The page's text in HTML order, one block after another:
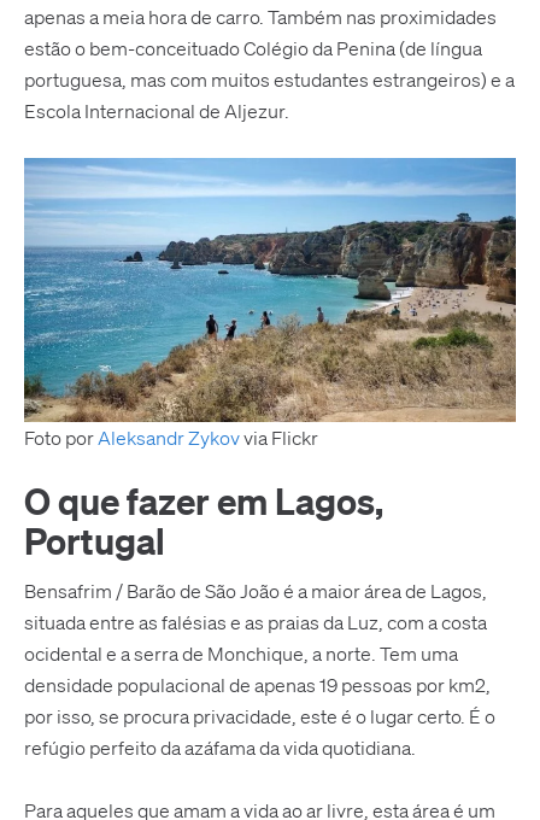
apenas a meia hora de carro. Também nas proximidades
estão o bem-conceituado Colégio da Penina (de língua
portuguesa, mas com muitos estudantes estrangeiros) e a
Escola Internacional de Aljezur.
Foto porAleksandr Zykovvia Flickr
O que fazer em Lagos,
Portugal
Bensafrim / Barão de São João é a maior área de Lagos,
situada entre as falésias e as praias da Luz, com a costa
ocidental e a serra de Monchique, a norte. Tem uma
densidade populacional de apenas 19 pessoas por km2,
por isso, se procura privacidade, este é o lugar certo. É o
refúgio perfeito da azáfama da vida quotidiana.
Para aqueles que amam a vida ao ar livre, esta área é um